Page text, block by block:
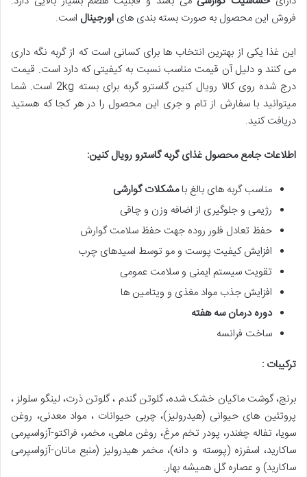
فروش این محصول به صورت بسته بندی های اورجینال است.
این غذا یکی از بهترین انتخاب ها برای کسانی است که از گربه نگه داری
می کنند و دلیل آن قیمت مناسب نسبت به کیفیتی که دارد است. قیمت
درج شده روی کالا رویال کنین گاسترو گربه برای بسته 2kg است. شما
میتوانید با سفارش از تام و جری این محصول را در هر کجا که هستید
دریافت کنید.
اطلاعات جامع محصول غذای گربه گاسترو رویال کنین:
مناسب گربه های بالغ بامشکلات گوارشی
رژیمی و جلوگیری از اضافه وزن و چاقی
حفظ تعادل فلور روده جهت حفظ سلامت گوارش
افزایش کیفیت پوست و مو توسط اسیدهای چرب
تقویت سیستم ایمنی و سلامت عمومی
افزایش جذب مواد مغذی و ویتامین ها
دوره درمان سه هفته
ساخت فرانسه
ترکیبات :
برنج، گوشت ماکیان خشک شده، گلوتن گندم ، گلوتن ذرت، لینگو سلولز ،
پروتئین های حیوانی (هیدرولیز)، چربی حیوانات ، مواد معدنی، روغن
سویا، تفاله چغندر، پودر تخم مرغ، روغن ماهی، مخمر، فراکتو-آزواسپرمی
ساکارید، اسفرزه (پوسته و دانه)، مخمر هیدرولیز (منبع مانان-آزواسپرمی
ساکارید) و عصاره گل همیشه بهار.